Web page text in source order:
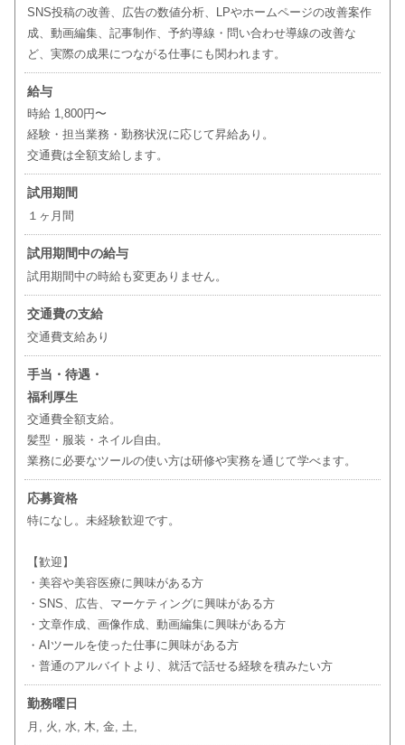
SNS投稿の改善、広告の数値分析、LPやホームページの改善案作
成、動画編集、記事制作、予約導線・問い合わせ導線の改善な
ど、実際の成果につながる仕事にも関われます。
給与
時給 1,800円〜
経験・担当業務・勤務状況に応じて昇給あり。
交通費は全額支給します。
試用期間
１ヶ月間
試用期間中の給与
試用期間中の時給も変更ありません。
交通費の支給
交通費支給あり
手当・待遇・
福利厚生
交通費全額支給。
髪型・服装・ネイル自由。
業務に必要なツールの使い方は研修や実務を通じて学べます。
応募資格
特になし。未経験歓迎です。
【歓迎】
・美容や美容医療に興味がある方
・SNS、広告、マーケティングに興味がある方
・文章作成、画像作成、動画編集に興味がある方
・AIツールを使った仕事に興味がある方
・普通のアルバイトより、就活で話せる経験を積みたい方
勤務曜日
月, 火, 水, 木, 金, 土,